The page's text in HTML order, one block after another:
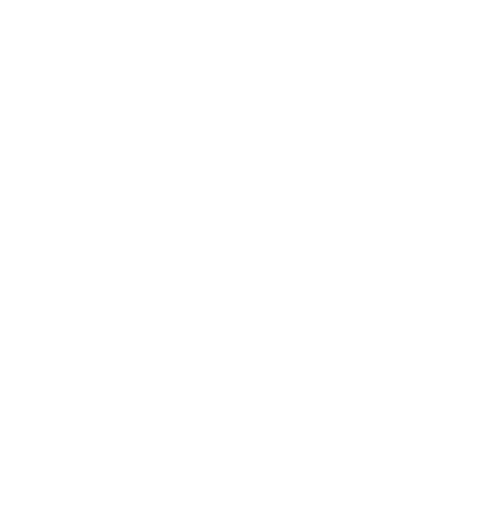
"Уран", астропсихолог-консультант,
о том, в чем состоит Ваше
возможные способы оздоровления
всем интересующим Вас темам. Для того,
рождения желательно. Известный